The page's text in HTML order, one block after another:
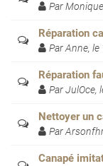
Par
Réparation
Par Anne,
Réparation
Par JulOce,
Nettoyer un
Par
Canapé